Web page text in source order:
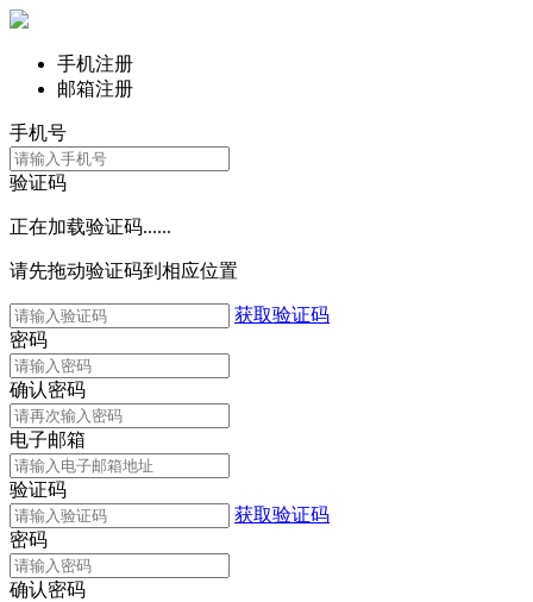
手机注册
邮箱注册
手机号
验证码
正在加载验证码......
请先拖动验证码到相应位置
获取验证码
密码
确认密码
电子邮箱
验证码
获取验证码
密码
确认密码